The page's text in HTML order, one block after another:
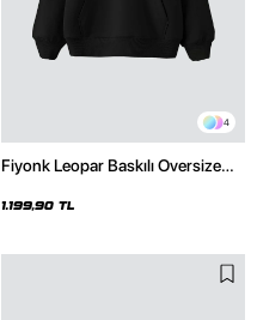
4
Fiyonk Leopar Baskılı Oversize
1.199,90 TL